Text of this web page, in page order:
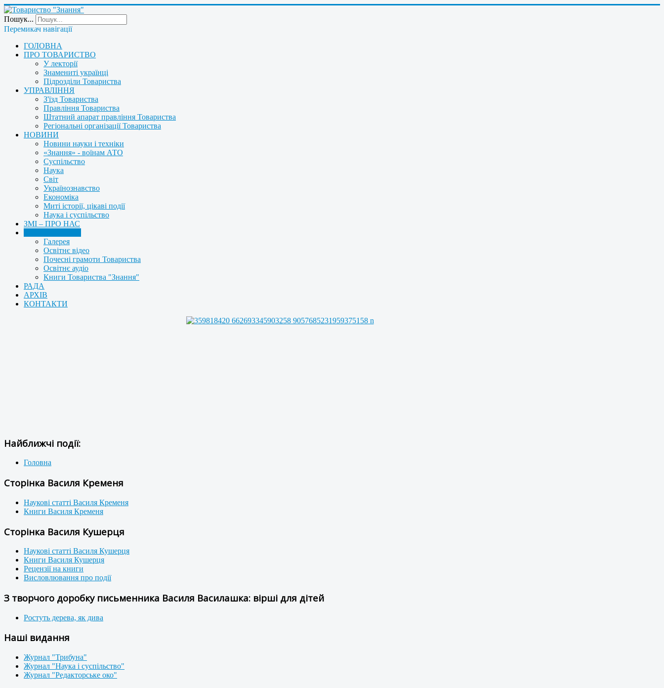
Пошук...
Перемикач навігації
ГОЛОВНА
ПРО ТОВАРИСТВО
У лекторії
Знамениті українці
Підрозділи Товариства
УПРАВЛІННЯ
З'їзд Товариства
Правління Товариства
Штатний апарат правління Товариства
Регіональні організації Товариства
НОВИНИ
Новини науки і техніки
«Знання» - воїнам АТО
Суспільство
Наука
Світ
Українознавство
Економіка
Миті історії, цікаві події
Наука і суспільство
ЗМІ – ПРО НАС
Галерея
Освітнє відео
Почесні грамоти Товариства
Освітнє аудіо
Книги Товариства "Знання"
РАДА
АРХІВ
КОНТАКТИ
Найближчі події:
Головна
Сторінка Василя Кременя
Наукові статті Василя Кременя
Книги Василя Кременя
Сторінка Василя Кушерця
Наукові статті Василя Кушерця
Книги Василя Кушерця
Рецензії на книги
Висловлювання про події
З творчого доробку письменника Василя Василашка: вірші для дітей
Ростуть дерева, як дива
Наші видання
Журнал "Трибуна"
Журнал "Наука і суспільство"
Журнал "Редакторське око"